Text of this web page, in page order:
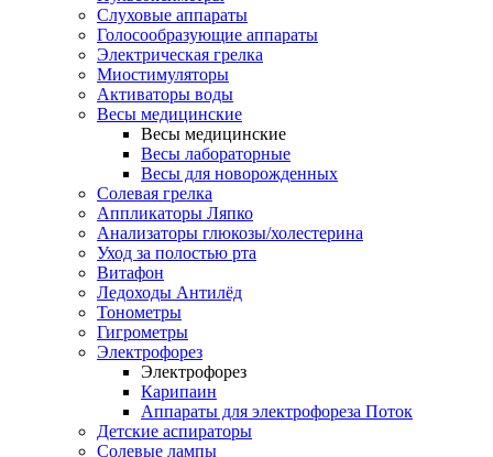
Слуховые аппараты
Голосообразующие аппараты
Электрическая грелка
Миостимуляторы
Активаторы воды
Весы медицинские
Весы медицинские
Весы лабораторные
Весы для новорожденных
Солевая грелка
Аппликаторы Ляпко
Анализаторы глюкозы/холестерина
Уход за полостью рта
Витафон
Ледоходы Антилёд
Тонометры
Гигрометры
Электрофорез
Электрофорез
Карипаин
Аппараты для электрофореза Поток
Детские аспираторы
Солевые лампы